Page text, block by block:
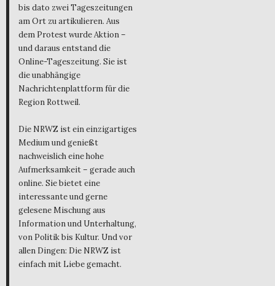
bis dato zwei Tageszeitungen
am Ort zu artikulieren. Aus
dem Protest wurde Aktion –
und daraus entstand die
Online-Tageszeitung. Sie ist
die unabhängige
Nachrichtenplattform für die
Region Rottweil.
Die NRWZ ist ein einzigartiges
Medium und genießt
nachweislich eine hohe
Aufmerksamkeit – gerade auch
online. Sie bietet eine
interessante und gerne
gelesene Mischung aus
Information und Unterhaltung,
von Politik bis Kultur. Und vor
allen Dingen: Die NRWZ ist
einfach mit Liebe gemacht.